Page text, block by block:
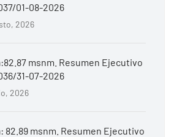
01-08-2026
2026
msnm. Resumen Ejecutivo
31-07-2026
2026
82.89 msnm. Resumen Ejecutivo